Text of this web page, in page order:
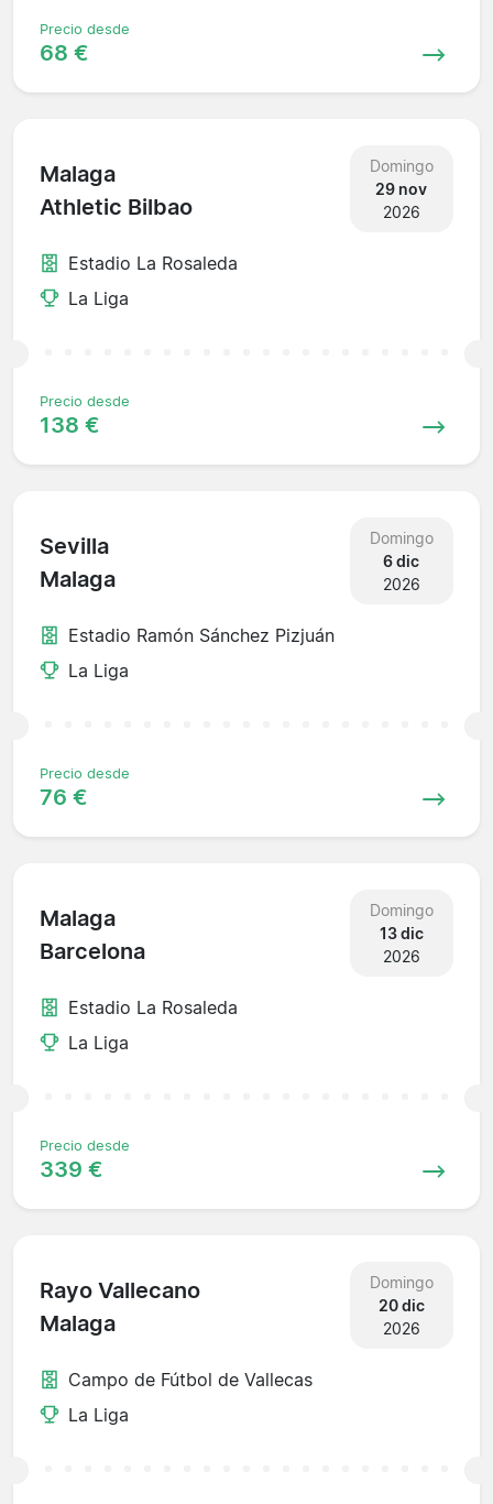
Precio desde
68 €
Malaga
Athletic Bilbao
Domingo
29 nov
2026
Estadio La Rosaleda
La Liga
Precio desde
138 €
Sevilla
Malaga
Domingo
6 dic
2026
Estadio Ramón Sánchez Pizjuán
La Liga
Precio desde
76 €
Malaga
Barcelona
Domingo
13 dic
2026
Estadio La Rosaleda
La Liga
Precio desde
339 €
Rayo Vallecano
Malaga
Domingo
20 dic
2026
Campo de Fútbol de Vallecas
La Liga